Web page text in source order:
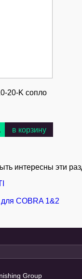
20-K сопло
в корзину
интересны эти
COBRA 1&2
Group